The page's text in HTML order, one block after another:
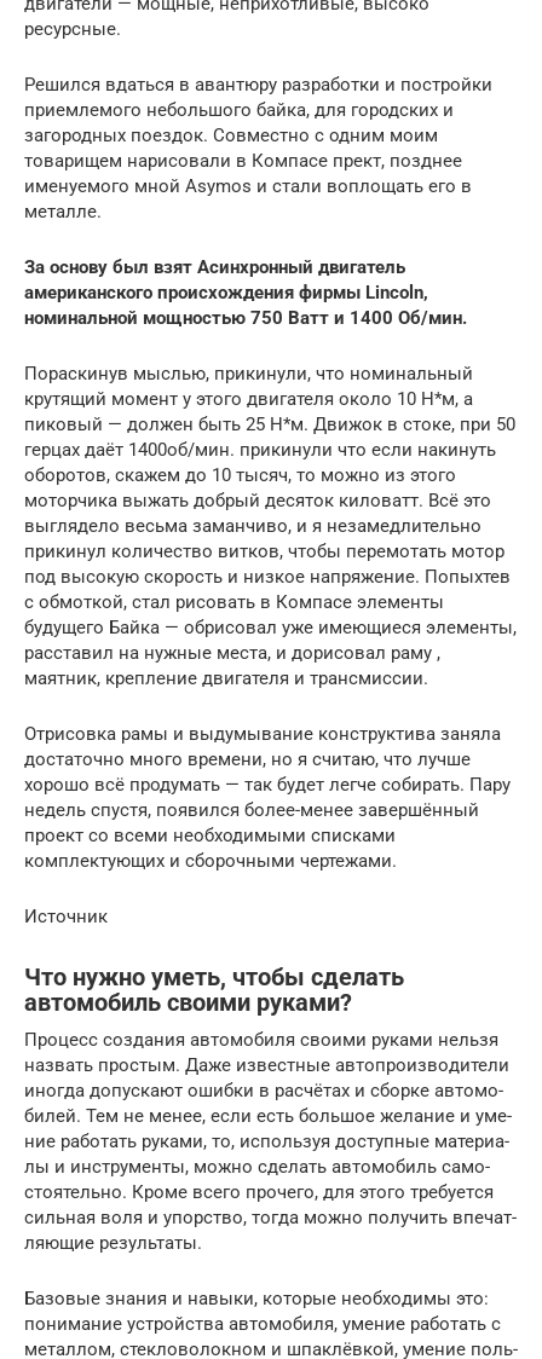
ресурсные.
Решился вдаться в авантюру разработки и постройки
приемлемого небольшого байка, для городских и
загородных поездок. Совместно с одним моим
товарищем нарисовали в Компасе прект, позднее
именуемого мной Asymos и стали воплощать его в
металле.
За основу был взят Асинхронный двигатель
американского происхождения фирмы Lincoln,
номинальной мощностью 750 Ватт и 1400 Об/мин.
Пораскинув мыслью, прикинули, что номинальный
крутящий момент у этого двигателя около 10 H*м, а
пиковый — должен быть 25 Н*м. Движок в стоке, при 50
герцах даёт 1400об/мин. прикинули что если накинуть
оборотов, скажем до 10 тысяч, то можно из этого
моторчика выжать добрый десяток киловатт. Всё это
выглядело весьма заманчиво, и я незамедлительно
прикинул количество витков, чтобы перемотать мотор
под высокую скорость и низкое напряжение. Попыхтев
с обмоткой, стал рисовать в Компасе элементы
будущего Байка — обрисовал уже имеющиеся элементы,
расставил на нужные места, и дорисовал раму ,
маятник, крепление двигателя и трансмиссии.
Отрисовка рамы и выдумывание конструктива заняла
достаточно много времени, но я считаю, что лучше
хорошо всё продумать — так будет легче собирать. Пару
недель спустя, появился более-менее завершённый
проект со всеми необходимыми списками
комплектующих и сборочными чертежами.
Источник
Что нужно уметь, чтобы сделать
автомобиль своими руками?
Про­цесс созда­ния авто­мо­би­ля сво­и­ми рука­ми нель­зя
назвать про­стым. Даже извест­ные авто­про­из­во­ди­те­ли
ино­гда допус­ка­ют ошиб­ки в рас­чё­тах и сбор­ке авто­мо­
би­лей. Тем не менее, если есть боль­шое жела­ние и уме­
ние рабо­тать рука­ми, то, исполь­зуя доступ­ные мате­ри­а­
лы и инстру­мен­ты, мож­но сде­лать авто­мо­биль само­
сто­я­тель­но. Кро­ме все­го про­че­го, для это­го тре­бу­ет­ся
силь­ная воля и упор­ство, тогда мож­но полу­чить впе­чат­
ля­ю­щие результаты.
Базо­вые зна­ния и навы­ки, кото­рые необ­хо­ди­мы это:
пони­ма­ние устрой­ства авто­мо­би­ля, уме­ние рабо­тать с
метал­лом, стек­ло­во­лок­ном и шпа­клёв­кой, уме­ние поль­